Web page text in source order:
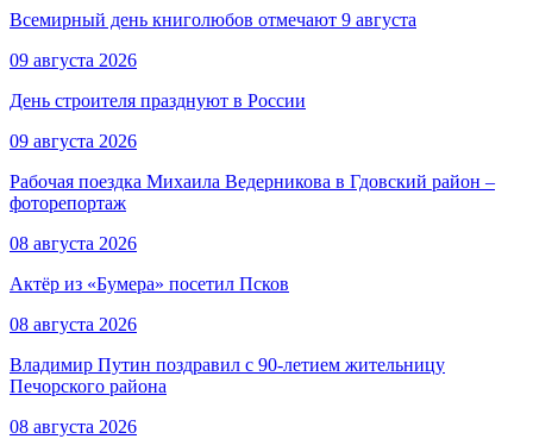
Всемирный день книголюбов отмечают 9 августа
09 августа 2026
День строителя празднуют в России
09 августа 2026
Рабочая поездка Михаила Ведерникова в Гдовский район –
фоторепортаж
08 августа 2026
Актёр из «Бумера» посетил Псков
08 августа 2026
Владимир Путин поздравил с 90-летием жительницу
Печорского района
08 августа 2026